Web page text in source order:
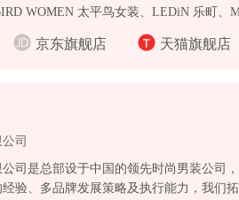
WOMEN 太平鸟女装、LEDiN 乐町、
京东旗舰店 天猫旗舰店
司
司是总部设于中国的领先时尚男装公司
验、多品牌发展策略及执行能力，我们